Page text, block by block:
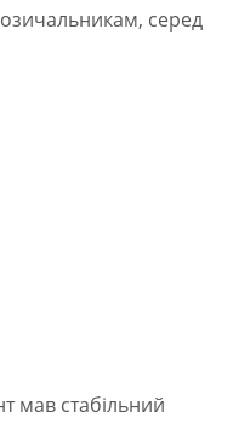
серед
мав стабільний